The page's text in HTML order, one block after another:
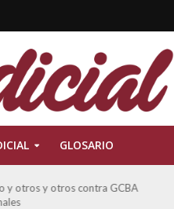
GLOSARIO
y otros y otros contra GCBA